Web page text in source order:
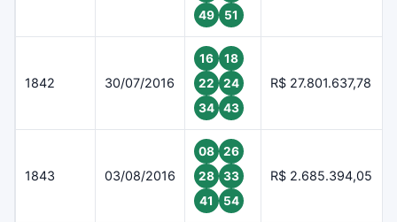
49
51
1842 30/07/2016
16
18
22
24
34
43
R$ 27.801.637,78
1843 03/08/2016
08
26
28
33
41
54
R$ 2.685.394,05